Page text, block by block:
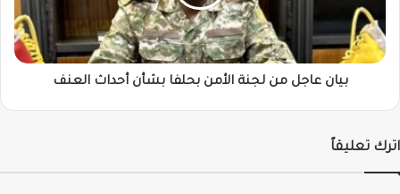
بحلفا
بشأن
أحداث
العنف
بيان عاجل من لجنة الأمن بحلفا بشأن أحداث العنف
اترك تعليقاً